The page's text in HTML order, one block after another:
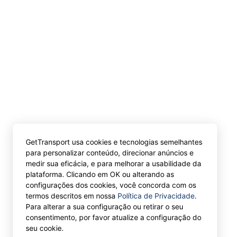
GetTransport usa cookies e tecnologias semelhantes
para personalizar conteúdo, direcionar anúncios e
medir sua eficácia, e para melhorar a usabilidade da
plataforma. Clicando em OK ou alterando as
configurações dos cookies, você concorda com os
termos descritos em nossa Política de Privacidade.
Para alterar a sua configuração ou retirar o seu
consentimento, por favor atualize a configuração do
seu cookie.